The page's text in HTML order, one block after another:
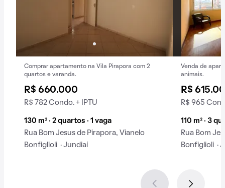
Comprar apartamento na Vila Pirapora com 2
quartos e varanda.
R$ 660.000
R$ 782 Condo. + IPTU
130 m² · 2 quartos · 1 vaga
Rua Bom Jesus de Pirapora, Vianelo
Bonfiglioli · Jundiaí
Venda de
animais.
R$
R$ 965
110 m² · 3
Rua Bom
Bonfiglioli ·